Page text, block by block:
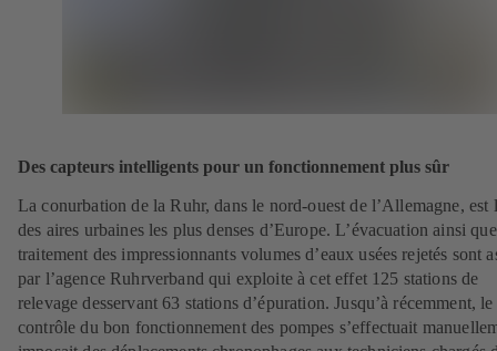
Des capteurs intelligents pour un fonctionnement plus sûr
La conurbation de la Ruhr, dans le nord-ouest de l’Allemagne, est
des aires urbaines les plus denses d’Europe. L’évacuation ainsi
traitement des impressionnants volumes d’eaux usées rejetés sont
par l’agence Ruhrverband qui exploite à cet effet 125 stations de
relevage desservant 63 stations d’épuration. Jusqu’à récemment, le
contrôle du bon fonctionnement des pompes s’effectuait